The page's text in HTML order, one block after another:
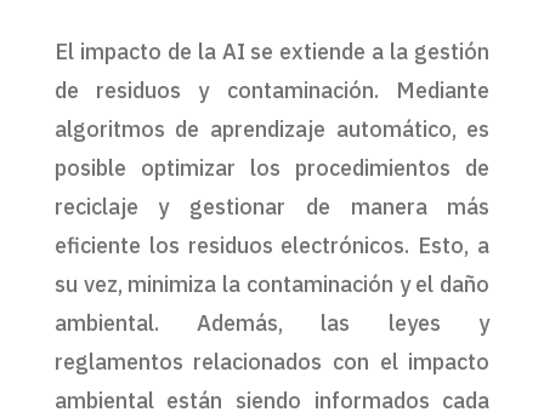
El impacto de la AI se extiende a la gestión
de residuos y contaminación. Mediante
algoritmos de aprendizaje automático, es
posible optimizar los procedimientos de
reciclaje y gestionar de manera más
eficiente los residuos electrónicos. Esto, a
su vez, minimiza la contaminación y el daño
ambiental. Además, las leyes y
reglamentos relacionados con el impacto
ambiental están siendo informados cada